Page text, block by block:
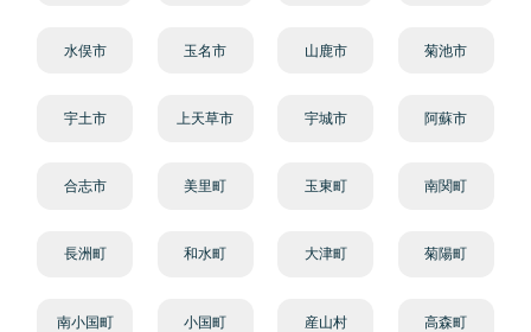
水俣市 玉名市 山鹿市 菊池市
宇土市 上天草市 宇城市 阿蘇市
合志市 美里町 玉東町 南関町
長洲町 和水町 大津町 菊陽町
南小国町 小国町 産山村 高森町